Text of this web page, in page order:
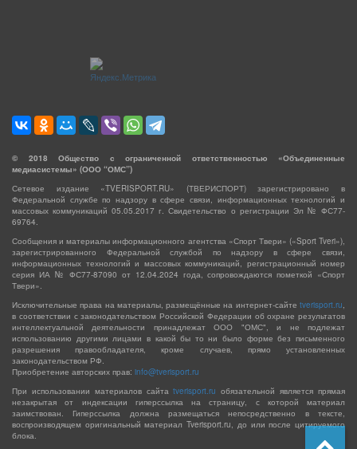
© 2018 Общество с ограниченной ответственностью «Объединенные
медиасистемы» (ООО “ОМС”)
Сетевое издание «TVERISPORT.RU» (ТВЕРИСПОРТ) зарегистрировано в
Федеральной службе по надзору в сфере связи, информационных технологий и
массовых коммуникаций 05.05.2017 г. Свидетельство о регистрации Эл № ФС77-
69764.
Сообщения и материалы информационного агентства «Спорт Твери» («Sport Tveri»),
зарегистрированного Федеральной службой по надзору в сфере связи,
информационных технологий и массовых коммуникаций, регистрационный номер
серия ИА № ФС77-87090 от 12.04.2024 года, сопровождаются пометкой «Спорт
Твери».
Исключительные права на материалы, размещённые на интернет-сайте tverisport.ru,
в соответствии с законодательством Российской Федерации об охране результатов
интеллектуальной деятельности принадлежат ООО "ОМС", и не подлежат
использованию другими лицами в какой бы то ни было форме без письменного
разрешения правообладателя, кроме случаев, прямо установленных
законодательством РФ.
Приобретение авторских прав: info@tverisport.ru
При использовании материалов сайтаtverisport.ru обязательной является прямая
незакрытая от индексации гиперссылка на страницу, с которой материал
заимствован. Гиперссылка должна размещаться непосредственно в тексте,
воспроизводящем оригинальный материал Tverisport.ru, до или после цитируемого
блока.